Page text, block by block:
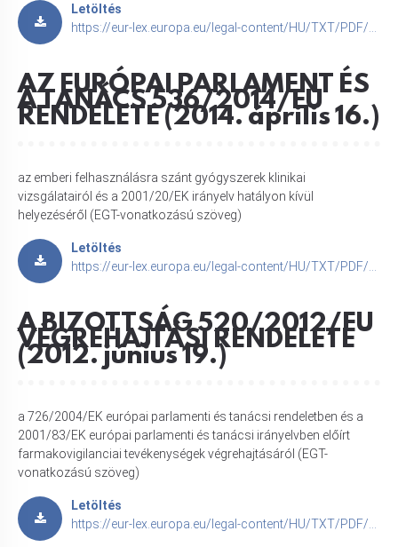
Letöltés
https://eur-lex.europa.eu/legal-content/HU/TXT/PDF/?uri=CELEX:32014R0699
AZ EURÓPAI PARLAMENT ÉS
A TANÁCS 536/2014/EU
RENDELETE (2014. április 16.)
az emberi felhasználásra szánt gyógyszerek klinikai
vizsgálatairól és a 2001/20/EK irányelv hatályon kívül
helyezéséről (EGT-vonatkozású szöveg)
Letöltés
https://eur-lex.europa.eu/legal-content/HU/TXT/PDF/?uri=CELEX:32014R0536
A BIZOTTSÁG 520/2012/EU
VÉGREHAJTÁSI RENDELETE
(2012. június 19.)
a 726/2004/EK európai parlamenti és tanácsi rendeletben és a
2001/83/EK európai parlamenti és tanácsi irányelvben előírt
farmakovigilanciai tevékenységek végrehajtásáról (EGT-
vonatkozású szöveg)
Letöltés
https://eur-lex.europa.eu/legal-content/HU/TXT/PDF/?uri=CELEX:32012R0520